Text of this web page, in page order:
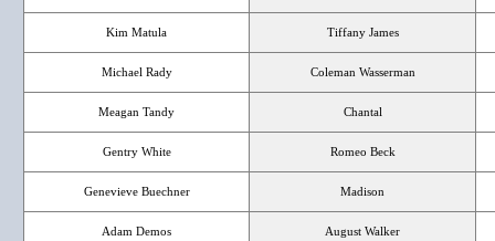
Kim Matula Tiffany James
Michael Rady Coleman Wasserman
Meagan Tandy Chantal
Gentry White Romeo Beck
Genevieve Buechner Madison
Adam Demos August Walker